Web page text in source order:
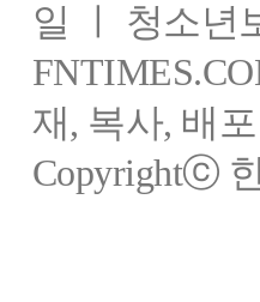
일 ㅣ 청소년
재, 복사, 배
Copyrightⓒ